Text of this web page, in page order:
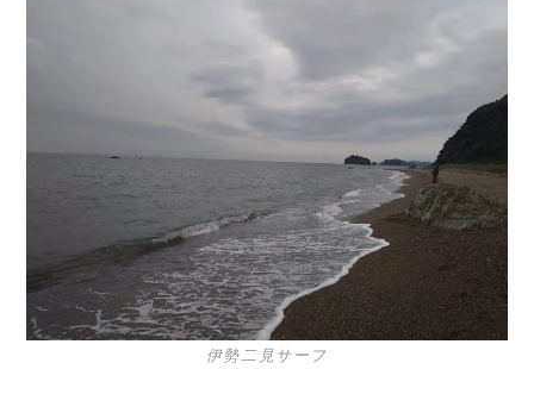
伊勢二見サーフ